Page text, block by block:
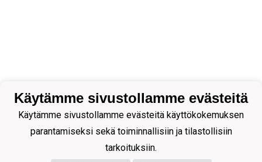
Käytämme sivustollamme evästeitä
Käytämme sivustollamme evästeitä käyttökokemuksen
parantamiseksi sekä toiminnallisiin ja tilastollisiin
tarkoituksiin.